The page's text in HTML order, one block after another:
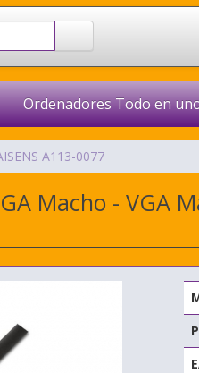
Ordenadores Todo en
A113-0077
Macho - VGA